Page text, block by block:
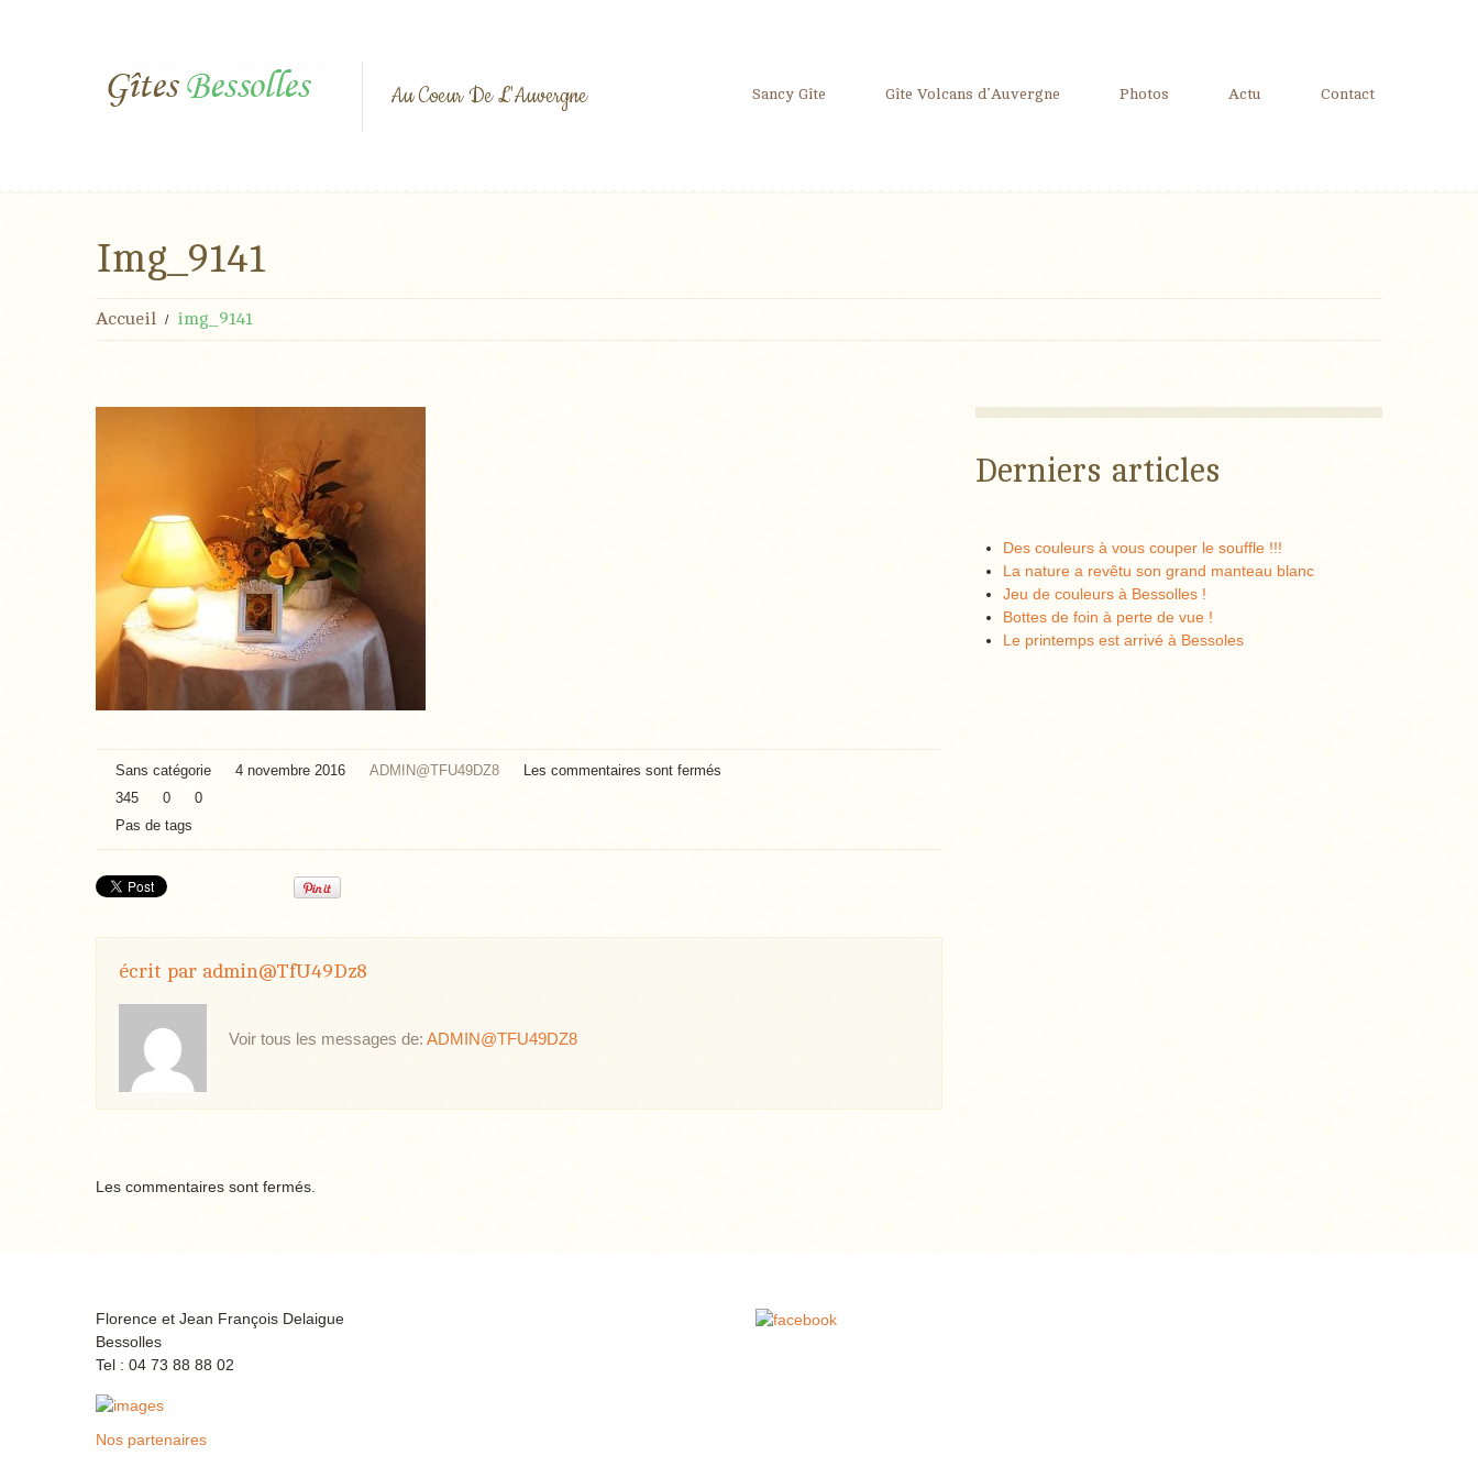
Au Coeur De L'Auvergne Sancy Gîte Gîte Volcans d’Auvergne Photos Actu Contact
Img_9141
Accueil img_9141
Sans catégorie 4 novembre 2016 ADMIN@TFU49DZ8
Les commentaires sont fermés
345
0
0
Pas de tags
écrit par admin@TfU49Dz8
Voir tous les messages de: ADMIN@TFU49DZ8
Les commentaires sont fermés.
Derniers articles
Des couleurs à vous couper le souffle !!!
La nature a revêtu son grand manteau blanc
Jeu de couleurs à Bessolles !
Bottes de foin à perte de vue !
Le printemps est arrivé à Bessoles
Florence et Jean François Delaigue
Bessolles
Tel : 04 73 88 88 02
Nos partenaires